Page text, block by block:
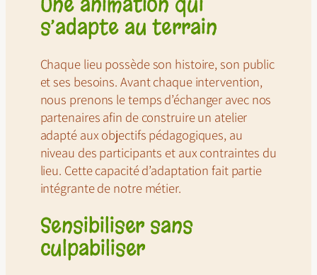
s’adapte au terrain
Chaque lieu possède son histoire, son public
et ses besoins. Avant chaque intervention,
nous prenons le temps d’échanger avec nos
partenaires afin de construire un atelier
adapté aux objectifs pédagogiques, au
niveau des participants et aux contraintes du
lieu. Cette capacité d’adaptation fait partie
intégrante de notre métier.
Sensibiliser sans
culpabiliser